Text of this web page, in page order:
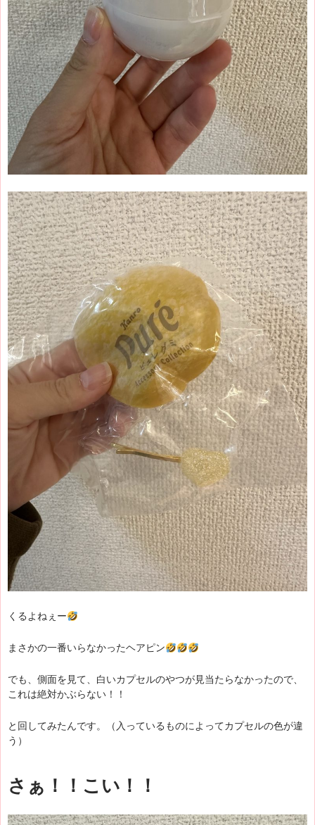
くるよねぇー
まさかの一番いらなかったヘアピン
でも、側面を見て、白いカプセルのやつが見当たらなかったので、
これは絶対かぶらない！！
と回してみたんです。（入っているものによってカプセルの色が違
う）
さぁ！！こい！！